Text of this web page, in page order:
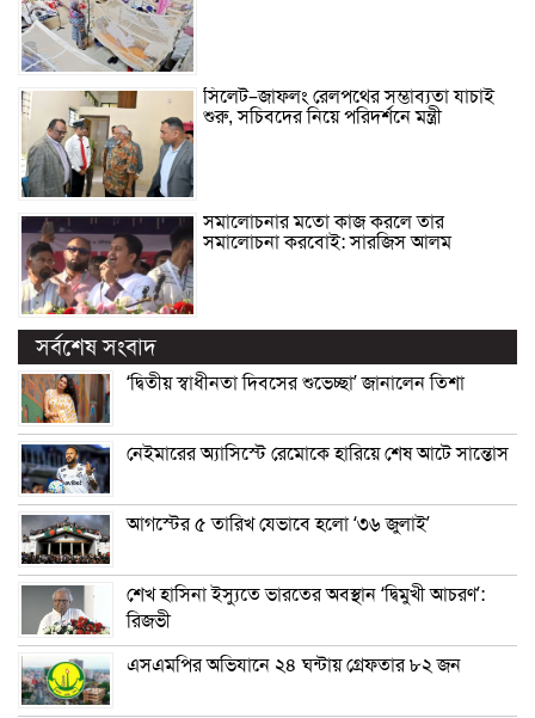
সিলেট–জাফলং রেলপথের সম্ভাব্যতা যাচাই
শুরু, সচিবদের নিয়ে পরিদর্শনে মন্ত্রী
সমালোচনার মতো কাজ করলে তার
সমালোচনা করবোই: সারজিস আলম
সর্বশেষ সংবাদ
‘দ্বিতীয় স্বাধীনতা দিবসের শুভেচ্ছা’ জানালেন তিশা
নেইমারের অ্যাসিস্টে রেমোকে হারিয়ে শেষ আটে সান্তোস
আগস্টের ৫ তারিখ যেভাবে হলো ‘৩৬ জুলাই’
শেখ হাসিনা ইস্যুতে ভারতের অবস্থান ‘দ্বিমুখী আচরণ’:
রিজভী
এসএমপির অভিযানে ২৪ ঘন্টায় গ্রেফতার ৮২ জন